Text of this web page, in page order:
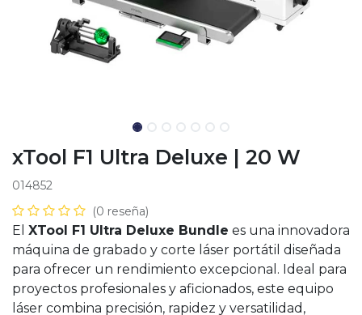
xTool F1 Ultra Deluxe | 20 W
014852
(0 reseña)
El XTool F1 Ultra Deluxe Bundle es una innovadora
máquina de grabado y corte láser portátil diseñada
para ofrecer un rendimiento excepcional. Ideal para
proyectos profesionales y aficionados, este equipo
láser combina precisión, rapidez y versatilidad,